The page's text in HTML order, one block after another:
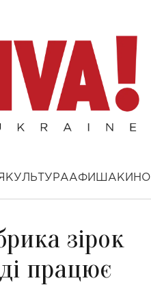
КУЛЬТУРААФИША КИНО
зірок
працює